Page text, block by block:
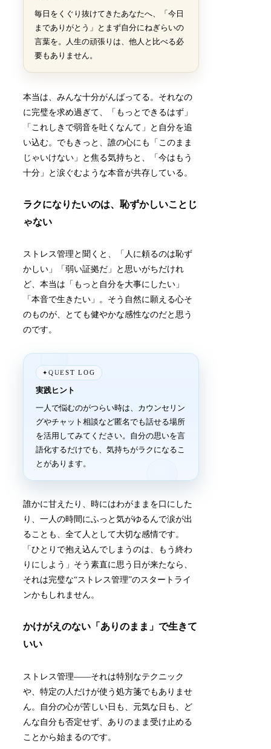
毎日をくぐり抜けてきたあなたへ、「今日
までありがとう」とまず自分にねぎらいの
言葉を。人生の頑張りは、他人と比べる必
要もありません。
本当は、みんな十分がんばってる。それなの
に完璧を求め過ぎて、「もっとできるはず」
「これしきで弱音を吐くなんて」と自分を追
い込む。でもきっと、誰の心にも「このまま
じゃいけない」と焦る気持ちと、「今はもう
十分」と涙ぐむような本音が共存している。
ラクになりたいのは、恥ずかしいことじ
ゃない
ストレス管理と聞くと、「人に頼るのは恥ず
かしい」「弱い証拠だ」と思いがちだけれ
ど、本当は「もっと自分を大事にしたい」
「本音で生きたい」。そう自然に願える心そ
のものが、とても健やかな感性なのだと思う
のです。
✦QUEST LOG
実践ヒント
一人で悩むのがつらい時は、カウンセリン
グやチャット相談など匿名でも話せる場所
を活用してみてください。自分の思いを言
語化するだけでも、気持ちがラクになるこ
とがあります。
誰かに甘えたり、時にはわがままを口にした
り、一人の時間にふっと気がゆるんで涙が出
ることも、全て人として大切な感情です。
「ひとりで抱え込んでしまうのは、もう終わ
りにしよう」そう素直に思う日が来たなら、
それは完璧な“ストレス管理”のスタートライ
ンかもしれません。
かけがえのない「ありのまま」で生きて
いい
ストレス管理――それは特別なテクニック
や、特定の人だけが使う処方箋でもありませ
ん。自分の心が苦しい日も、元気な日も、ど
んな自分も否定せず、ありのまま受け止める
ことから始まるのです。